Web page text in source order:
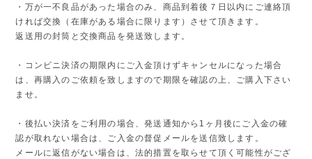
・万が一不良品があった場合のみ、商品到着後７日以内にご連絡頂
ければ交換（在庫がある場合に限ります）させて頂きます。
返送用の封筒と交換商品を発送致します。
・コンビニ決済の期限内にご入金頂けずキャンセルになった場合
は、再購入のご依頼を致しますので期限を確認の上、ご購入下さい
ませ。
・後払い決済をご利用の場合、発送通知から1ヶ月後にご入金の確
認が取れない場合は、ご入金の督促メールを送信致します。
メールに返信がない場合は、法的措置を取らせて頂く可能性がござ